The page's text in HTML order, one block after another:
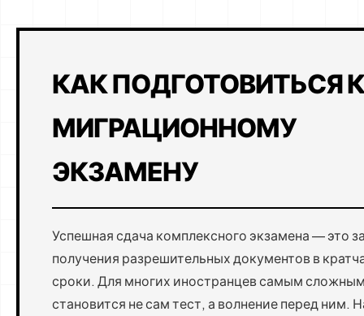
КАК ПОДГОТОВИТЬСЯ К
МИГРАЦИОННОМУ
ЭКЗАМЕНУ
Успешная сдача комплексного экзамена — это
получения разрешительных документов в
сроки. Для многих иностранцев самым
становится не сам тест, а волнение перед ним.